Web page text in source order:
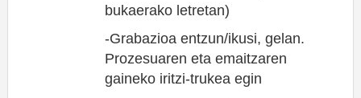
bukaerako letretan)
-Grabazioa entzun/ikusi, gelan.
Prozesuaren eta emaitzaren
gaineko iritzi-trukea egin